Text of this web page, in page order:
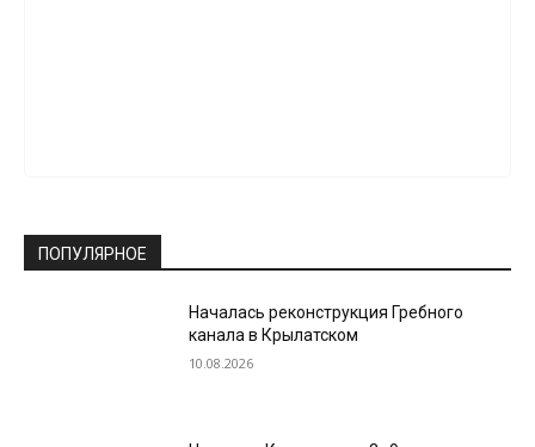
ПОПУЛЯРНОЕ
Началась реконструкция Гребного
канала в Крылатском
10.08.2026